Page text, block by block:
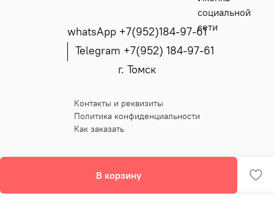
В корзину
whatsApp +7(952)184-97-61
Telegram +7(952) 184-97-61
г. Томск
Контакты и реквизиты
Политика конфиденциальности
Как заказать